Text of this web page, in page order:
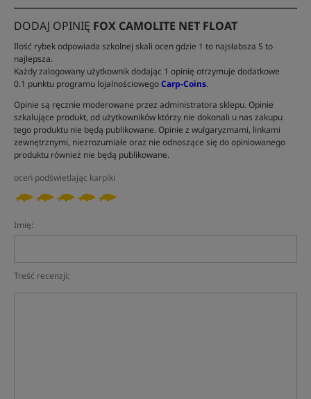
DODAJ OPINIĘ FOX CAMOLITE NET FLOAT
Ilość rybek odpowiada szkolnej skali ocen gdzie 1 to najsłabsza 5 to
najlepsza.
Każdy zalogowany użytkownik dodając 1 opinię otrzymuje dodatkowe
0.1 punktu programu lojalnościowegoCarp-Coins.
Opinie są ręcznie moderowane przez administratora sklepu. Opinie
szkalujące produkt, od użytkowników którzy nie dokonali u nas zakupu
tego produktu nie będą publikowane. Opinie z wulgaryzmami, linkami
zewnętrznymi, niezrozumiałe oraz nie odnoszące się do opiniowanego
produktu również nie będą publikowane.
oceń podświetlając karpiki
Imię:
Treść recenzji: